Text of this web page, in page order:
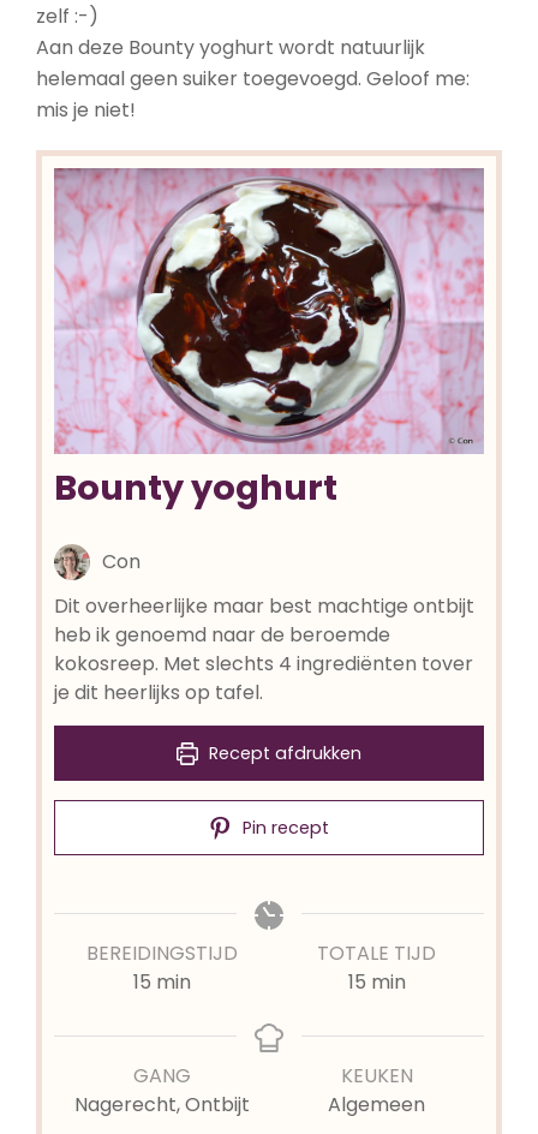
zelf :-)
Aan deze Bounty yoghurt wordt natuurlijk
helemaal geen suiker toegevoegd. Geloof me:
mis je niet!
Bounty yoghurt
Con
Dit overheerlijke maar best machtige ontbijt
heb ik genoemd naar de beroemde
kokosreep. Met slechts 4 ingrediënten tover
je dit heerlijks op tafel.
Recept afdrukken
Pin recept
BEREIDINGSTIJD
15minuten
min
TOTALE TIJD
15minuten
min
GANG
Nagerecht, Ontbijt
KEUKEN
Algemeen